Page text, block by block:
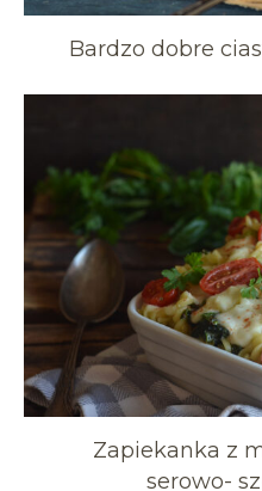
Bardzo dobre
Zapiekanka z
serowo-